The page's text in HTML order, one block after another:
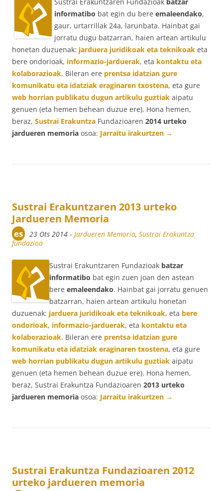
informatibo bat egin du bere emaleendako,
gaur, urtarrillak 24a, larunbata. Hainbat gai
jorratu dugu batzarran, haien artean artikulu
honetan duzuenak: jarduera juridikoak eta teknikoak eta
bere ondorioak, informazio-jarduerak, eta kontaktu eta
kolaborazioak. Bileran ere prentsa idatzian gure
komunikatu eta idatziak eraginaren txostena, eta gure
web horrian publikatu dugun artikulu guztiak aipatu
genuen (eta hemen behean duzue ere). Hona hemen,
beraz, Sustrai Erakuntza Fundazioaren 2014 urteko
jardueren memoria osoa: Jarraitu irakurtzen →
Sustrai Erakuntzaren 2013 urteko
Jardueren Memoria
es 23 Ots 2014 -Jardueren Memoria,Sustrai Erakuntza
fundazioa
Sustrai Erakuntzaren Fundazioak batzar
informatibo bat egin zuen joan den astean
bere emaleendako. Hainbat gai jorratu genuen
batzarran, haien artean artikulu honetan
duzuenak: jarduera juridikoak eta teknikoak, eta bere
ondorioak, informazio-jarduerak, eta kontaktu eta
kolaborazioak. Bileran ere prentsa idatzian gure
komunikatu eta idatziak eraginaren txostena, eta gure
web horrian publikatu dugun artikulu guztiak aipatu
genuen (eta hemen behean duzue ere). Hona hemen,
beraz, Sustrai Erakuntza Fundazioaren 2013 urteko
jardueren memoria osoa: Jarraitu irakurtzen →
Sustrai Erakuntza Fundazioaren 2012
urteko jardueren memoria